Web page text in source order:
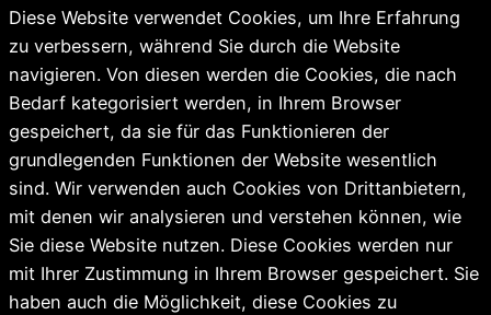
Diese Website verwendet Cookies, um Ihre Erfahrung
zu verbessern, während Sie durch die Website
navigieren. Von diesen werden die Cookies, die nach
Bedarf kategorisiert werden, in Ihrem Browser
gespeichert, da sie für das Funktionieren der
grundlegenden Funktionen der Website wesentlich
sind. Wir verwenden auch Cookies von Drittanbietern,
mit denen wir analysieren und verstehen können, wie
Sie diese Website nutzen. Diese Cookies werden nur
mit Ihrer Zustimmung in Ihrem Browser gespeichert. Sie
haben auch die Möglichkeit, diese Cookies zu